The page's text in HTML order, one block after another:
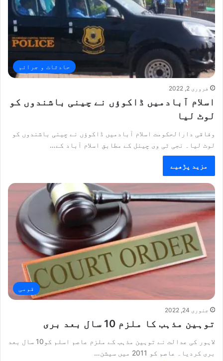
حادثات و جرائم
فروری 2, 2022
اسلام آبادمیں ڈاکوؤں نے چینی باشندوں کو
لوٹ لیا
وفاقی دارالحکومت اسلام آبادمیں ڈاکوؤں نے چینی باشندوں کو
لوٹ لیا۔ نجی ٹی وی چینل کے مطابق اسلام آباد کے…
مزید پڑھیے
قومی
جنوری 24, 2022
توہین مذہب کا ملزم 10 سال بعد بری
لاہور کی عدالت نے توہین مذہب کے ملزم عاصم اسلم کو10 سال بعد
بری کردیا۔ عاصم کو 2011 میں سیشن…